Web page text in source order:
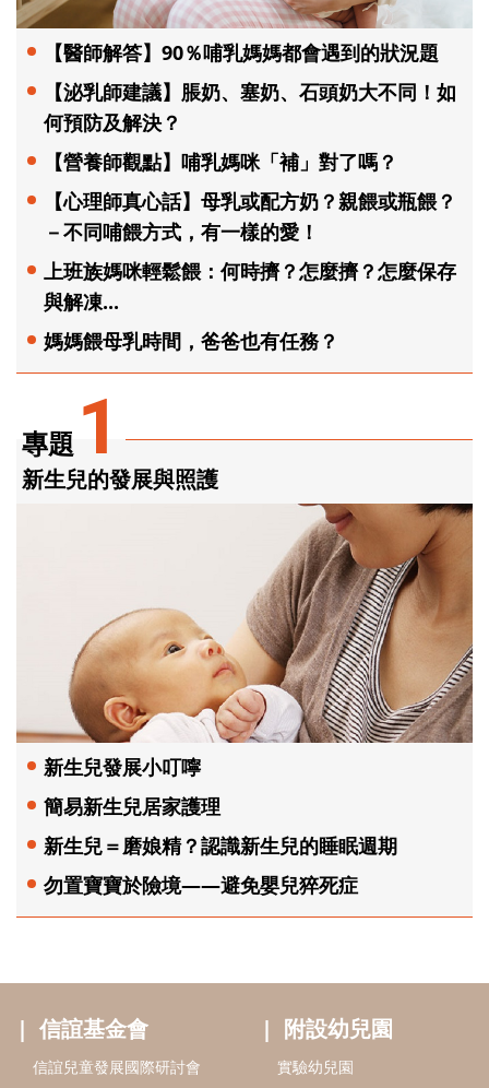
專題 1
新生兒的發展與照護
新生兒發展小叮嚀
簡易新生兒居家護理
新生兒＝磨娘精？認識新生兒的睡眠週期
勿置寶寶於險境——避免嬰兒猝死症
【醫師解答】90％哺乳媽媽都會遇到的狀況題
【泌乳師建議】脹奶、塞奶、石頭奶大不同！如
何預防及解決？
【營養師觀點】哺乳媽咪「補」對了嗎？
【心理師真心話】母乳或配方奶？親餵或瓶餵？
－不同哺餵方式，有一樣的愛！
上班族媽咪輕鬆餵：何時擠？怎麼擠？怎麼保存
與解凍...
媽媽餵母乳時間，爸爸也有任務？
信誼基金會
信誼兒童發展國際研討會
附設幼兒園
實驗幼兒園